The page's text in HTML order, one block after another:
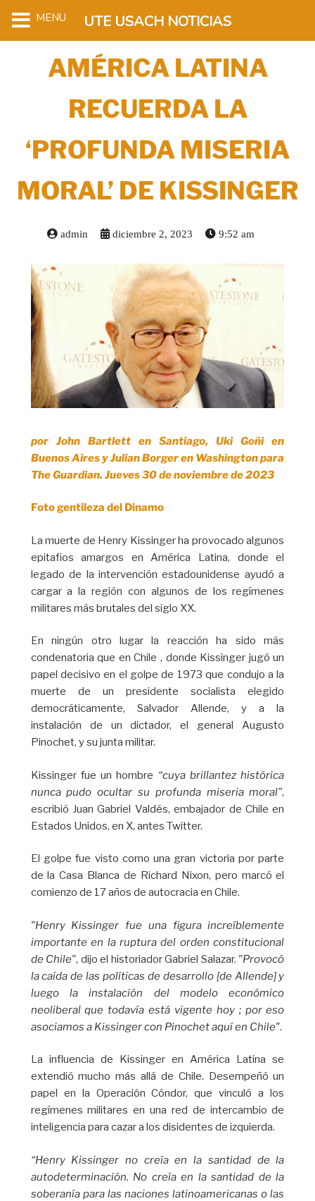
AMÉRICA LATINA
RECUERDA LA
‘PROFUNDA MISERIA
MORAL’ DE KISSINGER
admin diciembre 2, 2023 9:52 am
por John Bartlett en Santiago, Uki Goñi en
Buenos Aires y Julian Borger en Washington para
The Guardian. Jueves 30 de noviembre de 2023
Foto gentileza del Dinamo
La muerte de Henry Kissinger ha provocado algunos
epitafios amargos en América Latina, donde el
legado de la intervención estadounidense ayudó a
cargar a la región con algunos de los regímenes
militares más brutales del siglo XX.
En ningún otro lugar la reacción ha sido más
condenatoria que en Chile , donde Kissinger jugó un
papel decisivo en el golpe de 1973 que condujo a la
muerte de un presidente socialista elegido
democráticamente, Salvador Allende, y a la
instalación de un dictador, el general Augusto
Pinochet, y su junta militar.
Kissinger fue un hombre “cuya brillantez histórica
nunca pudo ocultar su profunda miseria moral”,
escribió Juan Gabriel Valdés, embajador de Chile en
Estados Unidos, en X, antes Twitter.
El golpe fue visto como una gran victoria por parte
de la Casa Blanca de Richard Nixon, pero marcó el
comienzo de 17 años de autocracia en Chile.
"Henry Kissinger fue una figura increíblemente
importante en la ruptura del orden constitucional
de Chile", dijo el historiador Gabriel Salazar. "Provocó
la caída de las políticas de desarrollo [de Allende] y
luego la instalación del modelo económico
neoliberal que todavía está vigente hoy ; por eso
asociamos a Kissinger con Pinochet aquí en Chile".
La influencia de Kissinger en América Latina se
extendió mucho más allá de Chile. Desempeñó un
papel en la Operación Cóndor, que vinculó a los
regímenes militares en una red de intercambio de
inteligencia para cazar a los disidentes de izquierda.
“Henry Kissinger no creía en la santidad de la
autodeterminación. No creía en la santidad de la
soberanía para las naciones latinoamericanas o las
MENU UTE USACH NOTICIAS